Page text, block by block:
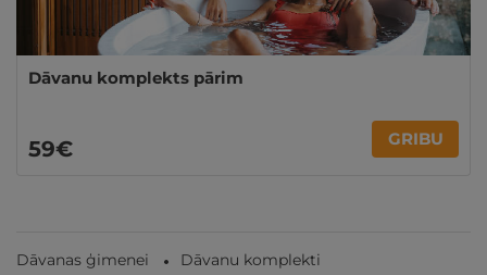
Dāvanu komplekts pārim
59€ GRIBU
Dāvanas ģimenei Dāvanu komplekti